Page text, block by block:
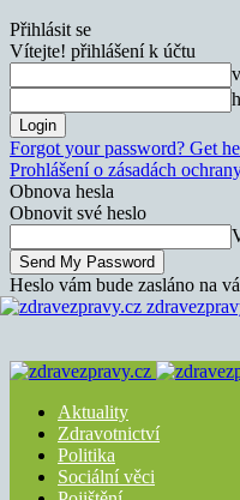
Přihlásit se
Vítejte! přihlášení k účtu
Forgot your password? Get
Prohlášení o zásadách
Obnova hesla
Obnovit své heslo
Heslo vám bude zasláno na
Aktuality
Zdravotnictví
Politika
Sociální věci